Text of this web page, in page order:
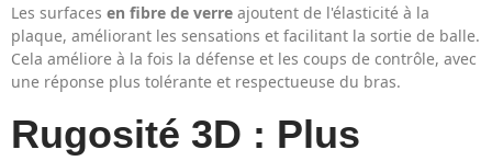
Les surfaces en fibre de verre ajoutent de l'élasticité à la
plaque, améliorant les sensations et facilitant la sortie de balle.
Cela améliore à la fois la défense et les coups de contrôle, avec
une réponse plus tolérante et respectueuse du bras.
Rugosité 3D : Plus